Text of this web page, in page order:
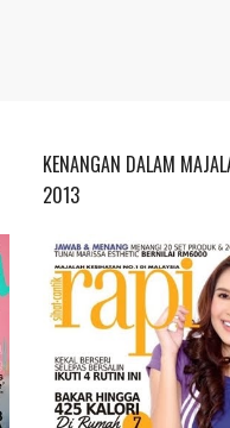
KENANGAN DALAM
2013